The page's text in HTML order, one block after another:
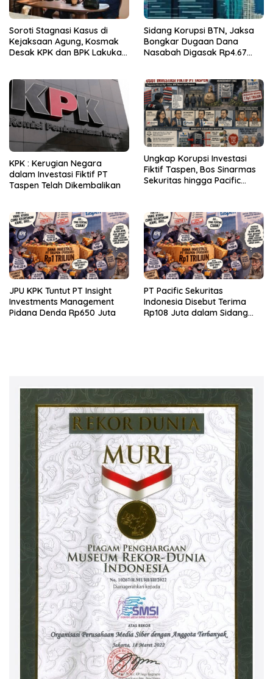
Soroti Stagnasi Kasus di
Kejaksaan Agung, Kosmak
Desak KPK dan BPK Lakukan
Sidang Korupsi BTN, Jaksa
Bongkar Dugaan Dana
Nasabah Digasak Rp4.67
KPK : Kerugian Negara
dalam Investasi Fiktif PT
Taspen Telah Dikembalikan
Ungkap Korupsi Investasi
Fiktif Taspen, Bos Sinarmas
Sekuritas hingga Pacific
JPU KPK Tuntut PT Insight
Investments Management
Pidana Denda Rp650 Juta
PT Pacific Sekuritas
Indonesia Disebut Terima
Rp108 Juta dalam Sidang